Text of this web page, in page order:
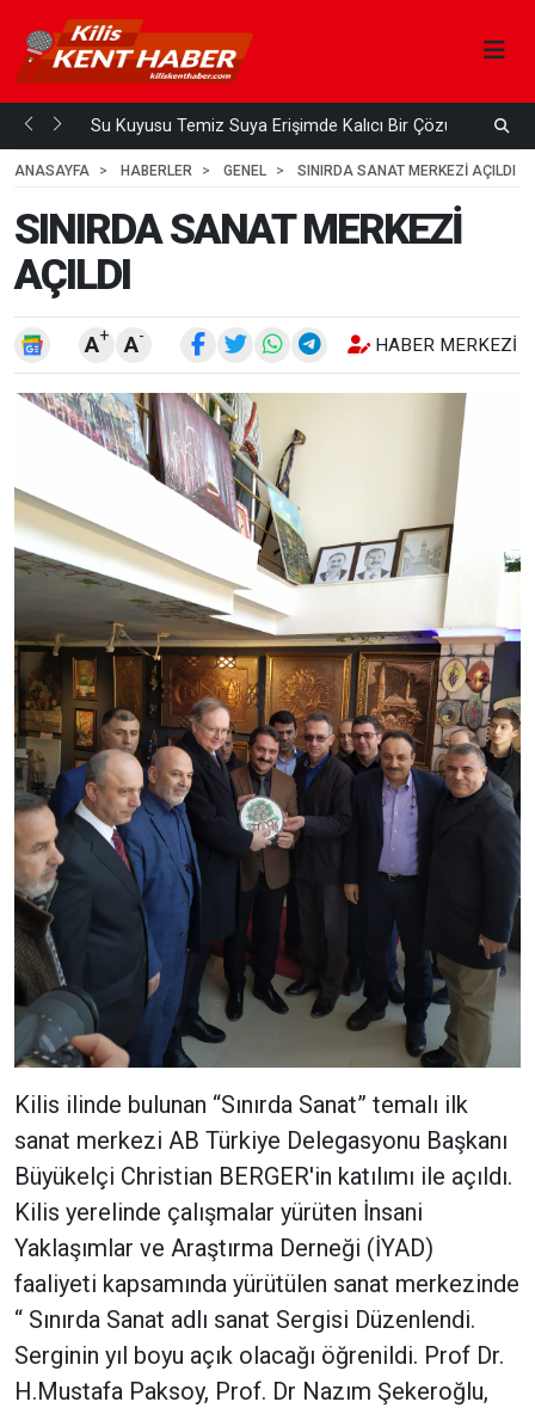
Su Kuyusu Temiz Suya Erişimde Kalıcı Bir Çözüm
3
ANASAYFA HABERLER GENEL SINIRDA SANAT MERKEZİ AÇILDI
SINIRDA SANAT MERKEZİ
AÇILDI
A+ A- HABER MERKEZI
Kilis ilinde bulunan “Sınırda Sanat” temalı ilk
sanat merkezi AB Türkiye Delegasyonu Başkanı
Büyükelçi Christian BERGER'in katılımı ile açıldı.
Kilis yerelinde çalışmalar yürüten İnsani
Yaklaşımlar ve Araştırma Derneği (İYAD)
faaliyeti kapsamında yürütülen sanat merkezinde
“ Sınırda Sanat adlı sanat Sergisi Düzenlendi.
Serginin yıl boyu açık olacağı öğrenildi. Prof Dr.
H.Mustafa Paksoy, Prof. Dr Nazım Şekeroğlu,